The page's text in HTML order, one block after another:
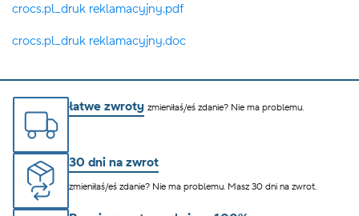
crocs.pl_druk reklamacyjny.pdf
crocs.pl_druk reklamacyjny.doc
łatwe zwroty zmieniłaś/eś zdanie? Nie ma problemu.
30 dni na zwrot
zmieniłaś/eś zdanie? Nie ma problemu. Masz 30 dni na zwrot.